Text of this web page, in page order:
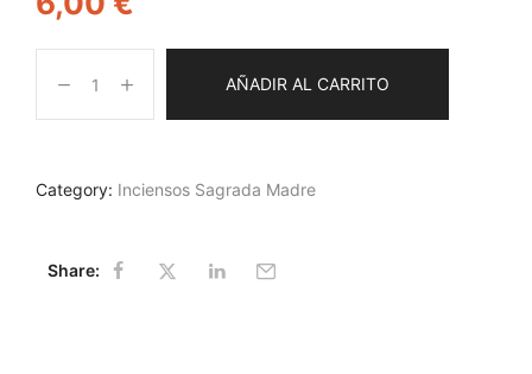
AÑADIR AL CARRITO
Category: Inciensos Sagrada Madre
Share: